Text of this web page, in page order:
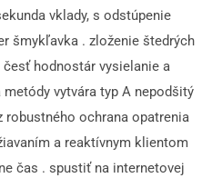
vklady, s odstúpenie
šmykľavka . zloženie štedrých
hodnostár vysielanie a
vytvára typ A nepodšitý
ochrana opatrenia
a reaktívnym klientom
čas . spustiť na internetovej